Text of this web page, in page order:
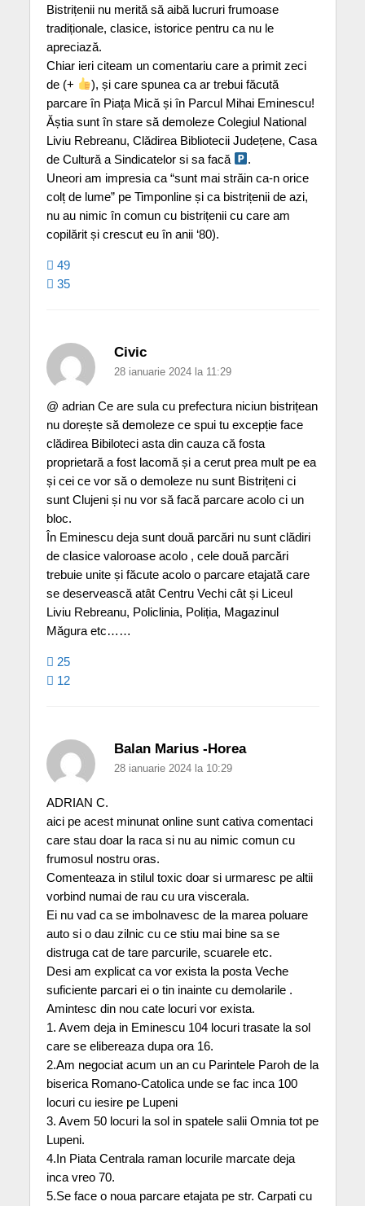
Bistrițenii nu merită să aibă lucruri frumoase
tradiționale, clasice, istorice pentru ca nu le
apreciază.
Chiar ieri citeam un comentariu care a primit zeci
de (+
), și care spunea ca ar trebui făcută
parcare în Piața Mică și în Parcul Mihai Eminescu!
Ăștia sunt în stare să demoleze Colegiul National
Liviu Rebreanu, Clădirea Bibliotecii Județene, Casa
de Cultură a Sindicatelor si sa facă
.
Uneori am impresia ca “sunt mai străin ca-n orice
colț de lume” pe Timponline și ca bistrițenii de azi,
nu au nimic în comun cu bistrițenii cu care am
copilărit și crescut eu în anii ‘80).
49
35
Civic
28 ianuarie 2024 la 11:29
@ adrian Ce are sula cu prefectura niciun bistrițean
nu dorește să demoleze ce spui tu excepție face
clădirea Bibiloteci asta din cauza că fosta
proprietară a fost lacomă și a cerut prea mult pe ea
și cei ce vor să o demoleze nu sunt Bistrițeni ci
sunt Clujeni și nu vor să facă parcare acolo ci un
bloc.
În Eminescu deja sunt două parcări nu sunt clădiri
de clasice valoroase acolo , cele două parcări
trebuie unite și făcute acolo o parcare etajată care
se deservească atât Centru Vechi cât și Liceul
Liviu Rebreanu, Policlinia, Poliția, Magazinul
Măgura etc……
25
12
Balan Marius -Horea
28 ianuarie 2024 la 10:29
ADRIAN C.
aici pe acest minunat online sunt cativa comentaci
care stau doar la raca si nu au nimic comun cu
frumosul nostru oras.
Comenteaza in stilul toxic doar si urmaresc pe altii
vorbind numai de rau cu ura viscerala.
Ei nu vad ca se imbolnavesc de la marea poluare
auto si o dau zilnic cu ce stiu mai bine sa se
distruga cat de tare parcurile, scuarele etc.
Desi am explicat ca vor exista la posta Veche
suficiente parcari ei o tin inainte cu demolarile .
Amintesc din nou cate locuri vor exista.
1. Avem deja in Eminescu 104 locuri trasate la sol
care se elibereaza dupa ora 16.
2.Am negociat acum un an cu Parintele Paroh de la
biserica Romano-Catolica unde se fac inca 100
locuri cu iesire pe Lupeni
3. Avem 50 locuri la sol in spatele salii Omnia tot pe
Lupeni.
4.In Piata Centrala raman locurile marcate deja
inca vreo 70.
5.Se face o noua parcare etajata pe str. Carpati cu